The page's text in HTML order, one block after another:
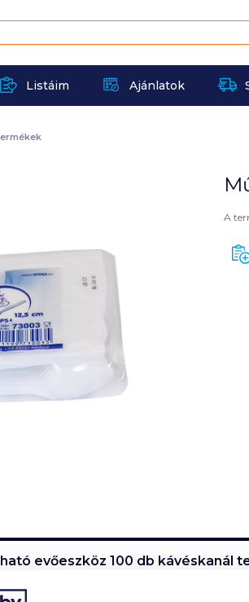
Listáim Ajánlatok
A
evőeszköz 100 db kávéskanál
os kávéskanál.